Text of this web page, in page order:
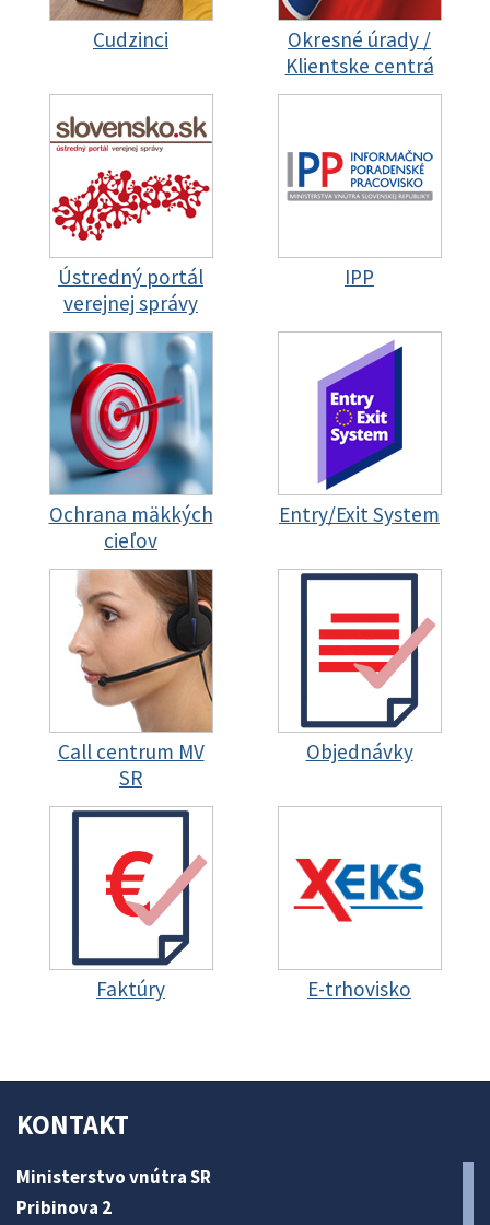
Cudzinci
Okresné úrady /
Klientske centrá
Ústredný portál
verejnej správy
IPP
Ochrana mäkkých
cieľov
Entry/Exit System
Call centrum MV
SR
Objednávky
Faktúry E-trhovisko
KONTAKT
Ministerstvo vnútra SR
Pribinova 2